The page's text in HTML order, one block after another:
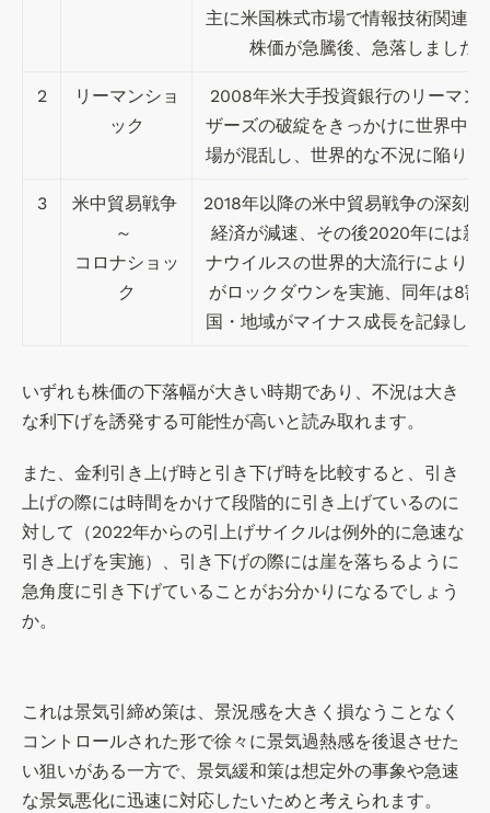
ピ
メ
ン
ト
成
主に米国株式市場で情報技術関連の
株価が急騰後、急落しました
2
リーマンショ
ック
2008年米大手投資銀行のリーマン
ザーズの破綻をきっかけに世界中の
場が混乱し、世界的な不況に陥りま
3
米中貿易戦争
～
コロナショッ
ク
2018年以降の米中貿易戦争の深刻
経済が減速、その後2020年には新
ナウイルスの世界的大流行により各
がロックダウンを実施、同年は8割
国・地域がマイナス成長を記録しま
いずれも株価の下落幅が大きい時期であり、不況は大き
な利下げを誘発する可能性が高いと読み取れます。
また、金利引き上げ時と引き下げ時を比較すると、引き
上げの際には時間をかけて段階的に引き上げているのに
対して（2022年からの引上げサイクルは例外的に急速な
引き上げを実施）、引き下げの際には崖を落ちるように
急角度に引き下げていることがお分かりになるでしょう
か。
これは景気引締め策は、景況感を大きく損なうことなく
コントロールされた形で徐々に景気過熱感を後退させた
い狙いがある一方で、景気緩和策は想定外の事象や急速
な景気悪化に迅速に対応したいためと考えられます。